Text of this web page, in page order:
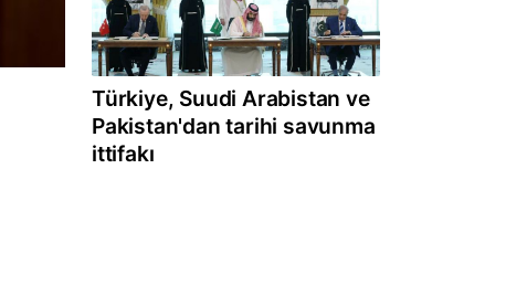
Türkiye, Suudi Arabistan ve
Pakistan'dan tarihi savunma
ittifakı